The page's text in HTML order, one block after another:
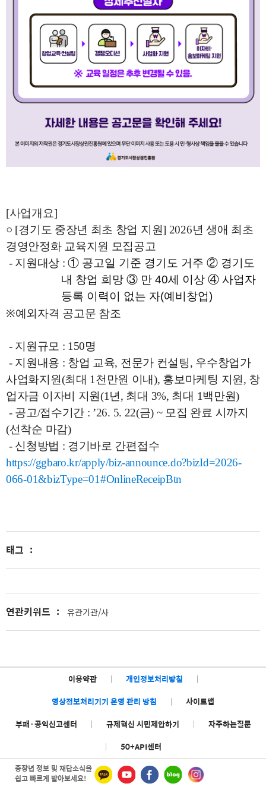
[사업개요]
○ [경기도 중장년 최초 창업 지원] 2026년 생애 최초
경영안정화 교육지원 모집공고
- 지원대상 : ① 공고일 기준 경기도 거주 ② 경기도
내 창업 희망 ③ 만 40세 이상 ④ 사업자
등록 이력이 없는 자(예비창업)
※예외자격 공고문 참조
- 지원규모 : 150명
- 지원내용 : 창업 교육, 전문가 컨설팅, 우수창업가
사업화지원(최대 1천만원 이내), 홍보마케팅 지원, 창
업자금 이자비 지원(1년, 최대 3%, 최대 1백만원)
- 공고/접수기간 : ’26. 5. 22(금) ~ 모집 완료 시까지
(선착순 마감)
- 신청방법 : 경기바로 간편접수
https://ggbaro.kr/apply/biz-announce.do?bizId=2026-
066-01&bizType=01#OnlineReceipBtn
태그 :
연관키워드 : 유관기관/사
이용약관 | 개인정보처리방침
|
영상정보처리기기 운영 관리 방침
|
사이트맵
부패·공익신고센터
| 규제혁신 시민제안하기 |
자주하는질문
|
50+API센터
중장년 정보 및 재단소식을
쉽고 빠르게 받아보세요!